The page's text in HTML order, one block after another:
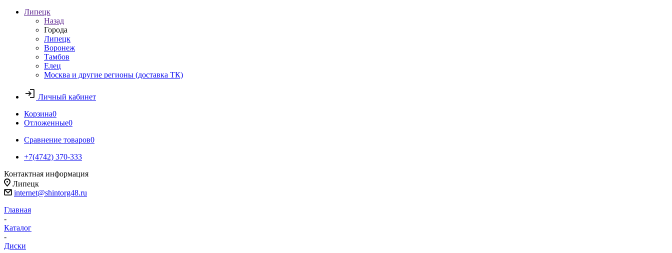
Липецк
Назад
Города
Липецк
Воронеж
Тамбов
Елец
Москва и другие регионы (доставка ТК)
Личный кабинет
Корзина0
Отложенные0
Сравнение товаров0
+7(4742) 370-333
Контактная информация
Липецк
internet@shintorg48.ru
Главная
-
Каталог
-
Диски